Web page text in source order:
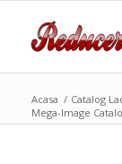
Acasa / Catalog
Mega-Image